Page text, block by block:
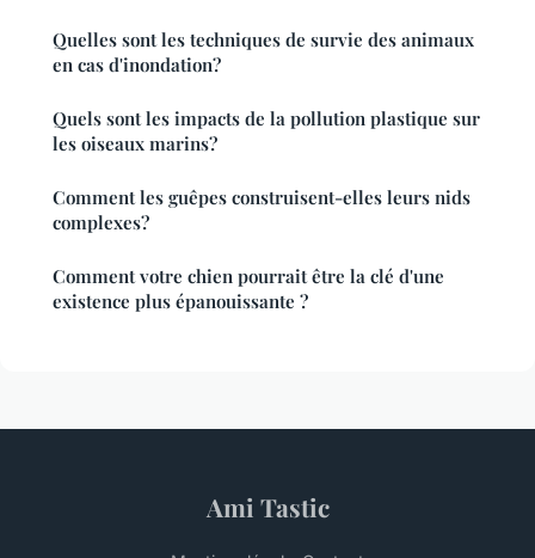
Quelles sont les techniques de survie des animaux
en cas d'inondation?
Quels sont les impacts de la pollution plastique sur
les oiseaux marins?
Comment les guêpes construisent-elles leurs nids
complexes?
Comment votre chien pourrait être la clé d'une
existence plus épanouissante ?
Ami Tastic